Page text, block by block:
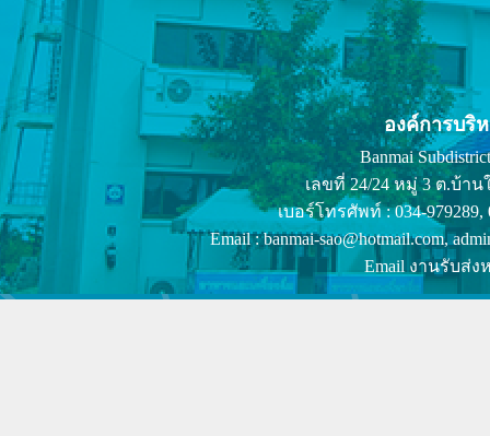
องค์การบริ
Banmai
เลขที่ 24/24 หมู่ 3 ต.บ้า
เบอร์โทรศัพท์ : 034-979289,
Email : banmai-sao@hotmail.com,
Email งานรับส่ง